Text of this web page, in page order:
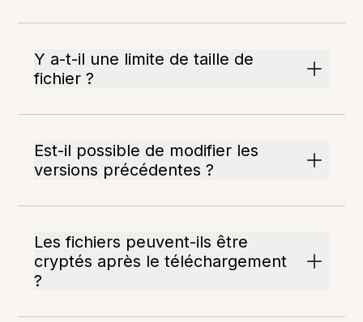
Y a-t-il une limite de taille de
fichier ?
Est-il possible de modifier les
versions précédentes ?
Les fichiers peuvent-ils être
cryptés après le téléchargement
?